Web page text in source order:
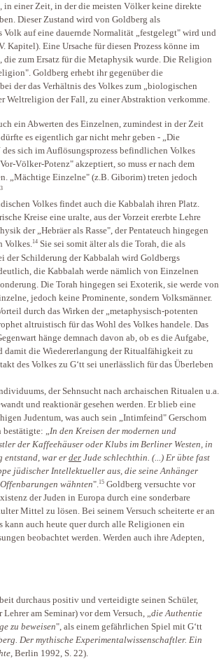
in einer Zeit, in der die meisten Völker keine direkte
Dieser Zustand wird von Goldberg als
Volk auf eine dauernde Normalität „festgelegt" wird und
Eine Ursache für diesen Prozess könne im
die zum Ersatz für die Metaphysik wurde. Die Religion
Goldberg erhebt ihr gegenüber die
der das Verhältnis des Volkes zum „biologischen
Weltreligion der Fall, zu einer Abstraktion verkomme.
ein Abwerten des Einzelnen, zumindest in der Zeit
es eigentlich gar nicht mehr geben - „Die
sich im Auflösungsprozess befindlichen Volkes
Völker-Potenz" akzeptiert, so muss er nach dem
„Mächtige Einzelne" (z.B. Giborim) treten jedoch
Volkes findet auch die Kabbalah ihren Platz.
Kreise eine uralte, aus der Vorzeit ererbte Lehre
der „Hebräer als Rasse", der Pentateuch hingegen
Volkes.14 Sie sei somit älter als die Torah, die als
der Schilderung der Kabbalah wird Goldbergs
die Kabbalah werde nämlich von Einzelnen
Die Torah hingegen sei Exoterik, sie werde von
jedoch keine Prominente, sondern Volksmänner.
durch das Wirken der „metaphysisch-potenten
altruistisch für das Wohl des Volkes handele. Das
hänge demnach davon ab, ob es die Aufgabe,
damit die Wiedererlangung der Ritualfähigkeit zu
des Volkes zu G‘tt sei unerlässlich für das Überleben
der Sehnsucht nach archaischen Ritualen u.a.
und reaktionär gesehen werden. Er blieb eine
Judentum, was auch sein „Intimfeind" Gerschom
„ In den Kreisen der modernen und
der Kaffeehäuser oder Klubs im Berliner Westen, in
entstand, war er der Jude schlechthin. (...) Er übte fast
jüdischer Intellektueller aus, die seine Anhänger
wähnten".15 Goldberg versuchte vor
der Juden in Europa durch eine sonderbare
Mittel zu lösen. Bei seinem Versuch scheiterte er an
kann auch heute quer durch alle Religionen ein
beobachtet werden. Werden auch ihre Adepten,
durchaus positiv und verteidigte seinen Schüler,
am Seminar) vor dem Versuch, „die Authentie
zu beweisen", als einem gefährlichen Spiel mit G‘tt
Der mythische Experimentalwissenschaftler. Ein
, Berlin 1992, S. 22).